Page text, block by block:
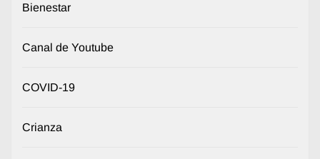
Bienestar
Canal de Youtube
COVID-19
Crianza